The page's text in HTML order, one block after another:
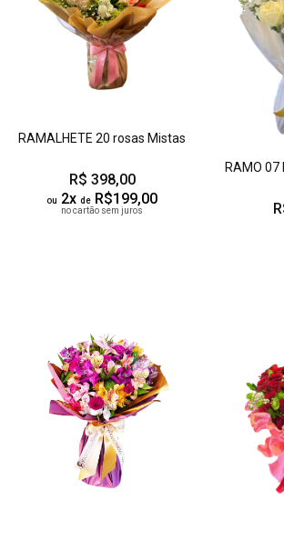
RAMALHETE 20 rosas Mistas
R$ 398,00
ou 2x de R$199,00
no cartão sem juros
RAMO 07